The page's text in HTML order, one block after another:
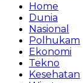
Home
Dunia
Nasional
Polhukam
Ekonomi
Tekno
Kesehatan